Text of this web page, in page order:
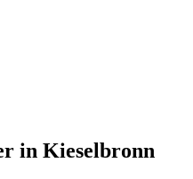
in Kieselbronn